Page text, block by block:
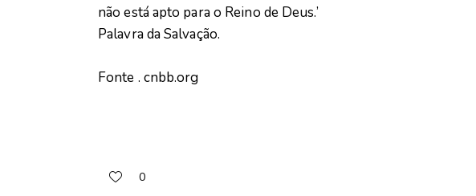
não está apto para o Reino de Deus.’
Palavra da Salvação.
Fonte . cnbb.org
0